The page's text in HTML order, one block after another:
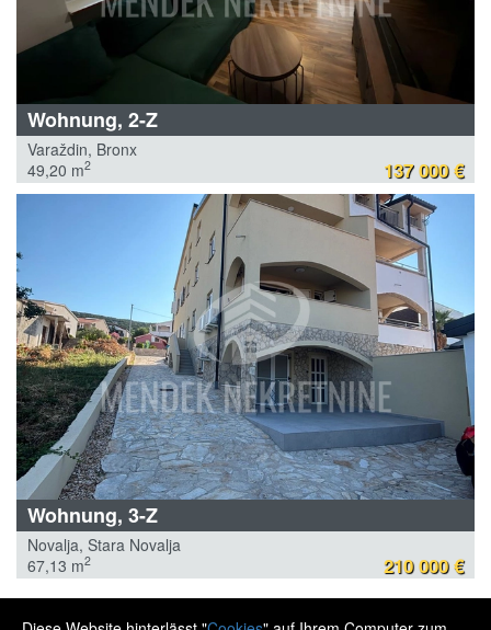
Wohnung, 2-Z
Varaždin, Bronx
49,20 m2 137 000 €
Wohnung, 3-Z
Novalja, Stara Novalja
67,13 m2 210 000 €